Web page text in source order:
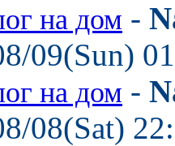
на дом -
09(Sun)
на дом -
08(Sat)